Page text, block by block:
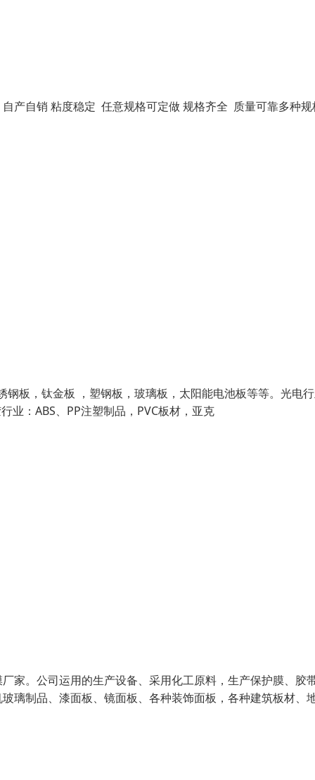
产自销 粘度稳定 任意规格可定做 规格齐全 质量可靠多种
板，钛金板 ，塑钢板，玻璃板，太阳能电池板等等。光电
业：ABS、PP注塑制品，PVC板材，亚克
家。公司运用的生产设备、采用化工原料，生产保护膜、胶
璃制品、漆面板、镜面板、各种装饰面板，各种建筑板材、